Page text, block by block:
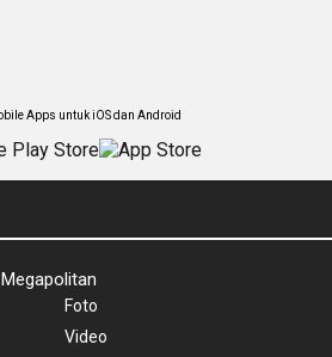
Apps untuk iOS dan Android
Foto
Video